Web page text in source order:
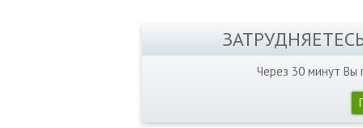
Через 30 минут Вы